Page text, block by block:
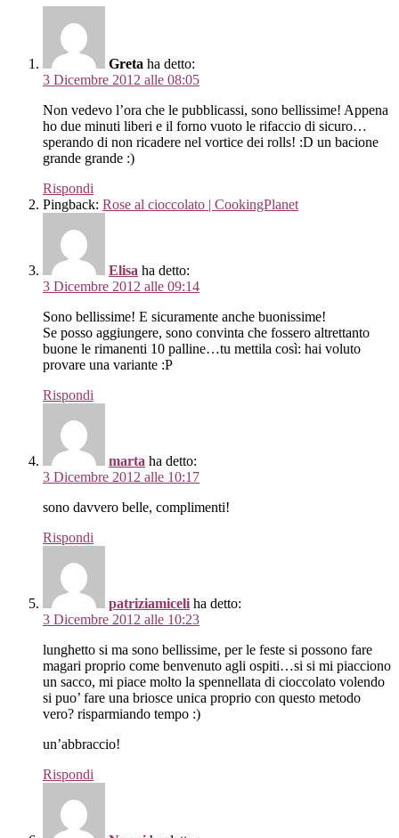
Greta ha detto:
3 Dicembre 2012 alle 08:05
Non vedevo l’ora che le pubblicassi, sono bellissime! Appena
ho due minuti liberi e il forno vuoto le rifaccio di sicuro…
sperando di non ricadere nel vortice dei rolls! :D un bacione
grande grande :)
Rispondi
Pingback: Rose al cioccolato | CookingPlanet
Elisa ha detto:
3 Dicembre 2012 alle 09:14
Sono bellissime! E sicuramente anche buonissime!
Se posso aggiungere, sono convinta che fossero altrettanto
buone le rimanenti 10 palline…tu mettila così: hai voluto
provare una variante :P
Rispondi
marta ha detto:
3 Dicembre 2012 alle 10:17
sono davvero belle, complimenti!
Rispondi
patriziamiceli ha detto:
3 Dicembre 2012 alle 10:23
lunghetto si ma sono bellissime, per le feste si possono fare
magari proprio come benvenuto agli ospiti…si si mi piacciono
un sacco, mi piace molto la spennellata di cioccolato volendo
si puo’ fare una briosce unica proprio con questo metodo
vero? risparmiando tempo :)
un’abbraccio!
Rispondi